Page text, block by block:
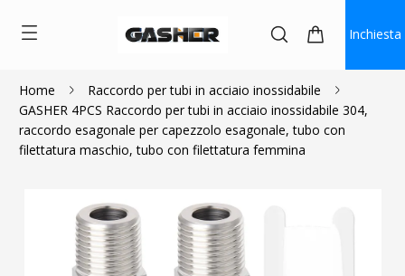
Inchiesta
Home
Raccordo per tubi in acciaio inossidabile
GASHER 4PCS Raccordo per tubi in acciaio inossidabile 304,
raccordo esagonale per capezzolo esagonale, tubo con
filettatura maschio, tubo con filettatura femmina
$10.79